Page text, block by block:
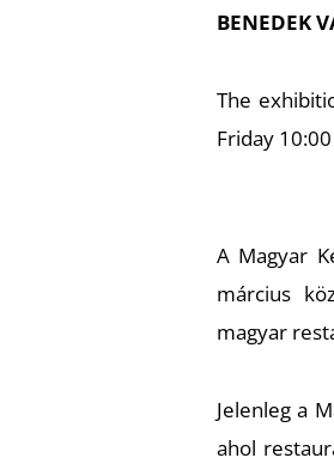
BENEDEK
The
Friday
A Magyar
március
magyar
Jelenleg a
ahol